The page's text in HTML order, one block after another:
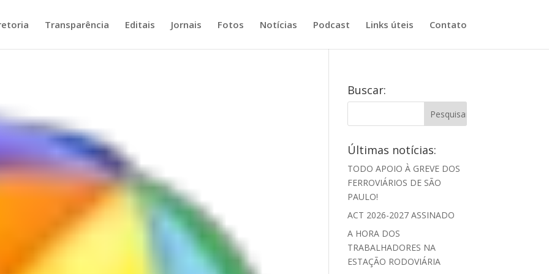
Transparência Editais Jornais Fotos Notícias Podcast Links úteis Contato
Buscar:
Últimas notícias:
TODO APOIO À GREVE DOS
FERROVIÁRIOS DE SÃO
PAULO!
ACT 2026-2027 ASSINADO
A HORA DOS
TRABALHADORES NA
ESTAÇÃO RODOVIÁRIA